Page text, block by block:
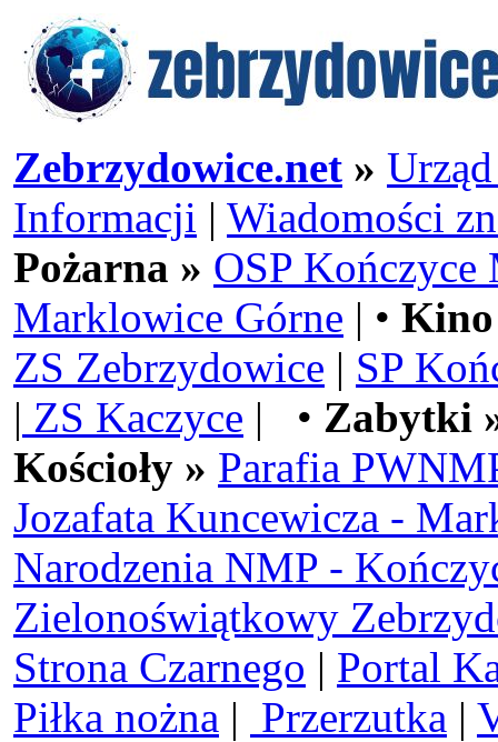
Zebrzydowice.net »
Informacji | Wiadomości
Pożarna » OSP Kończyce
Marklowice Górne | •
ZS Zebrzydowice | SP
| ZS Kaczyce | • Zabytki
Kościoły » Parafia
Jozafata Kuncewicza -
Narodzenia NMP -
Zielonoświątkowy
Strona Czarnego | Portal
Piłka nożna | Przerzutka |